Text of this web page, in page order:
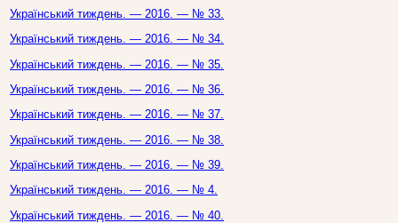
Український тиждень. — 2016. — № 33.
Український тиждень. — 2016. — № 34.
Український тиждень. — 2016. — № 35.
Український тиждень. — 2016. — № 36.
Український тиждень. — 2016. — № 37.
Український тиждень. — 2016. — № 38.
Український тиждень. — 2016. — № 39.
Український тиждень. — 2016. — № 4.
Український тиждень. — 2016. — № 40.